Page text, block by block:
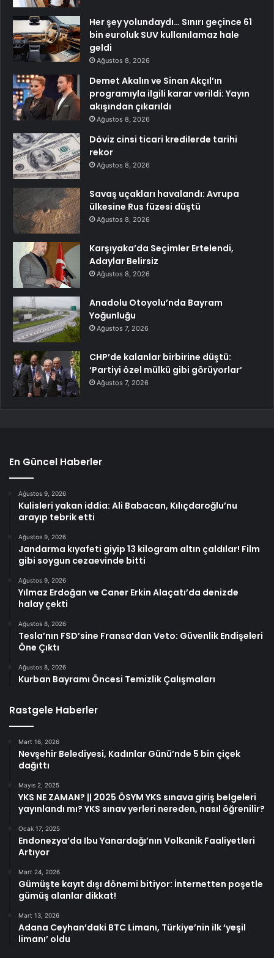
Her şey yolundaydı… Sınırı geçince 61
bin euroluk SUV kullanılamaz hale
geldi
Ağustos 8, 2026
Demet Akalın ve Sinan Akçıl’ın
programıyla ilgili karar verildi: Yayın
akışından çıkarıldı
Ağustos 8, 2026
Döviz cinsi ticari kredilerde tarihi
rekor
Ağustos 8, 2026
Savaş uçakları havalandı: Avrupa
ülkesine Rus füzesi düştü
Ağustos 8, 2026
Karşıyaka’da Seçimler Ertelendi,
Adaylar Belirsiz
Ağustos 8, 2026
Anadolu Otoyolu’nda Bayram
Yoğunluğu
Ağustos 7, 2026
CHP’de kalanlar birbirine düştü:
‘Partiyi özel mülkü gibi görüyorlar’
Ağustos 7, 2026
En Güncel Haberler
Ağustos 9, 2026
Kulisleri yakan iddia: Ali Babacan, Kılıçdaroğlu’nu
arayıp tebrik etti
Ağustos 9, 2026
Jandarma kıyafeti giyip 13 kilogram altın çaldılar! Film
gibi soygun cezaevinde bitti
Ağustos 9, 2026
Yılmaz Erdoğan ve Caner Erkin Alaçatı’da denizde
halay çekti
Ağustos 8, 2026
Tesla’nın FSD’sine Fransa’dan Veto: Güvenlik Endişeleri
Öne Çıktı
Ağustos 8, 2026
Kurban Bayramı Öncesi Temizlik Çalışmaları
Rastgele Haberler
Mart 16, 2026
Nevşehir Belediyesi, Kadınlar Günü’nde 5 bin çiçek
dağıttı
Mayıs 2, 2025
YKS NE ZAMAN? || 2025 ÖSYM YKS sınava giriş belgeleri
yayınlandı mı? YKS sınav yerleri nereden, nasıl öğrenilir?
Ocak 17, 2025
Endonezya’da Ibu Yanardağı’nın Volkanik Faaliyetleri
Artıyor
Mart 24, 2026
Gümüşte kayıt dışı dönemi bitiyor: İnternetten poşetle
gümüş alanlar dikkat!
Mart 13, 2026
Adana Ceyhan’daki BTC Limanı, Türkiye’nin ilk ‘yeşil
limanı’ oldu